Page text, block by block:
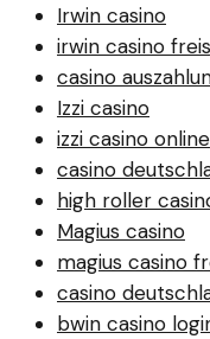
Irwin casino
irwin casino
casino
Izzi casino
izzi casino online
casino
high roller
Magius casino
magius casino
casino
bwin casino